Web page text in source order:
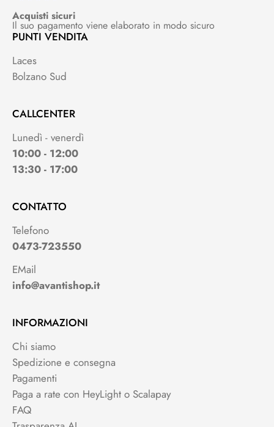
Acquisti sicuri
Il suo pagamento viene elaborato in modo sicuro
PUNTI VENDITA
Laces
Bolzano Sud
CALLCENTER
Lunedì - venerdì
10:00 - 12:00
13:30 - 17:00
CONTATTO
Telefono
0473-723550
EMail
info@avantishop.it
INFORMAZIONI
Chi siamo
Spedizione e consegna
Pagamenti
Paga a rate con HeyLight o Scalapay
FAQ